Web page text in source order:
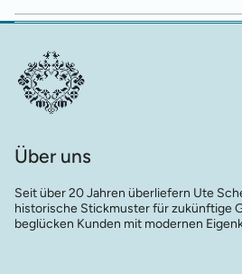
Über uns
Seit über 20 Jahren überliefern Ute
historische Stickmuster für zukünftige
beglücken Kunden mit modernen